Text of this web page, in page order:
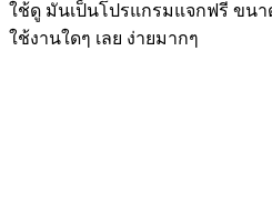
ใช้ดู มันเป็นโปรแกรมแจกฟรี ขน
ใช้งานใดๆ เลย ง่ายมากๆ